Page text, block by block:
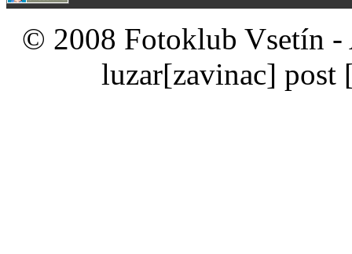
© 2008 Fotoklub Vsetín -
luzar[zavinac] post